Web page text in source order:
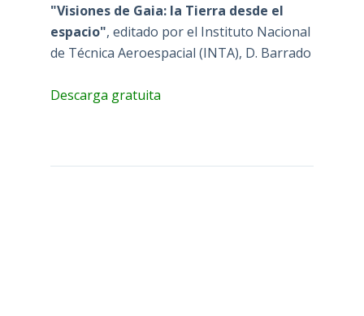
"Visiones de Gaia: la Tierra desde el
espacio", editado por el Instituto Nacional
de Técnica Aeroespacial (INTA), D. Barrado
Descarga gratuita